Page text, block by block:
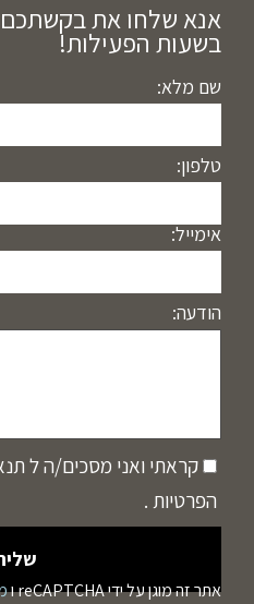
אנא שלחו את בקשתכם
בשעות הפעילות!
שם מלא:
טלפון:
אימייל:
הודעה:
קראתי ואני מסכים/ה ל
הפרטיות .
אתר זה מוגן על ידי reCAPTCHA ו